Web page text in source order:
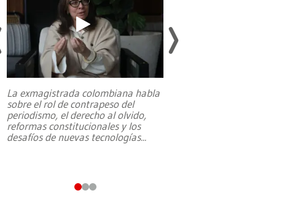
La exmagistrada colombiana habla
sobre el rol de contrapeso del
periodismo, el derecho al olvido,
reformas constitucionales y los
desafíos de nuevas tecnologías...